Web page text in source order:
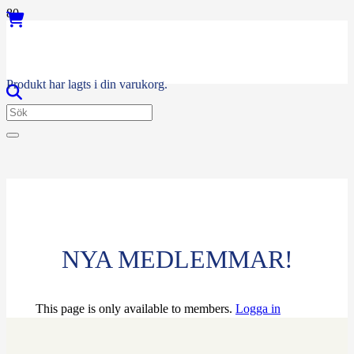
Produkt har lagts i din varukorg.
NYA MEDLEMMAR!
This page is only available to members. Logga in